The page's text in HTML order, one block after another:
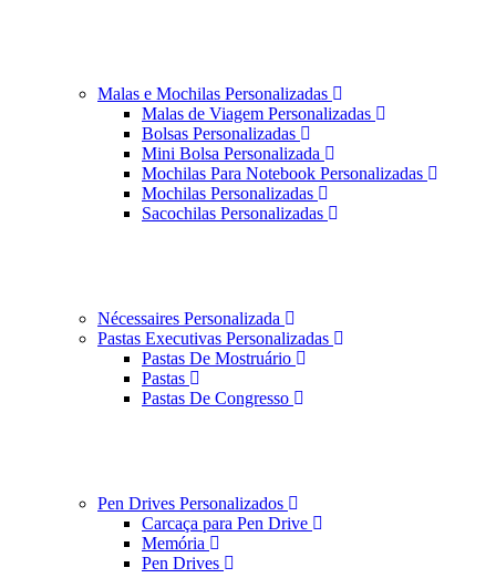
Malas e Mochilas Personalizadas
Malas de Viagem Personalizadas
Bolsas Personalizadas
Mini Bolsa Personalizada
Mochilas Para Notebook Personalizadas
Mochilas Personalizadas
Sacochilas Personalizadas
Nécessaires Personalizada
Pastas Executivas Personalizadas
Pastas De Mostruário
Pastas
Pastas De Congresso
Pen Drives Personalizados
Carcaça para Pen Drive
Memória
Pen Drives